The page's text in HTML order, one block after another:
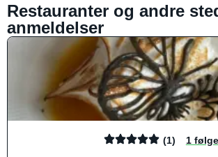
Restauranter og andre
anmeldelser
(1) 1